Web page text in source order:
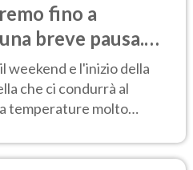
fino a
breve pausa.
weekend e l'inizio della
che ci condurrà al
temperature molto